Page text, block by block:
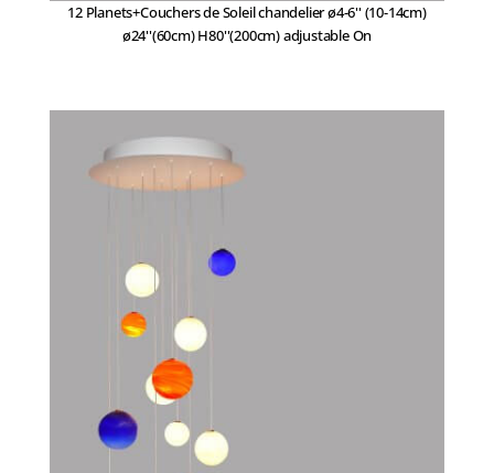
12 Planets+Couchers de Soleil chandelier ø4-6'' (10-14cm)
ø24''(60cm) H80''(200cm) adjustable On